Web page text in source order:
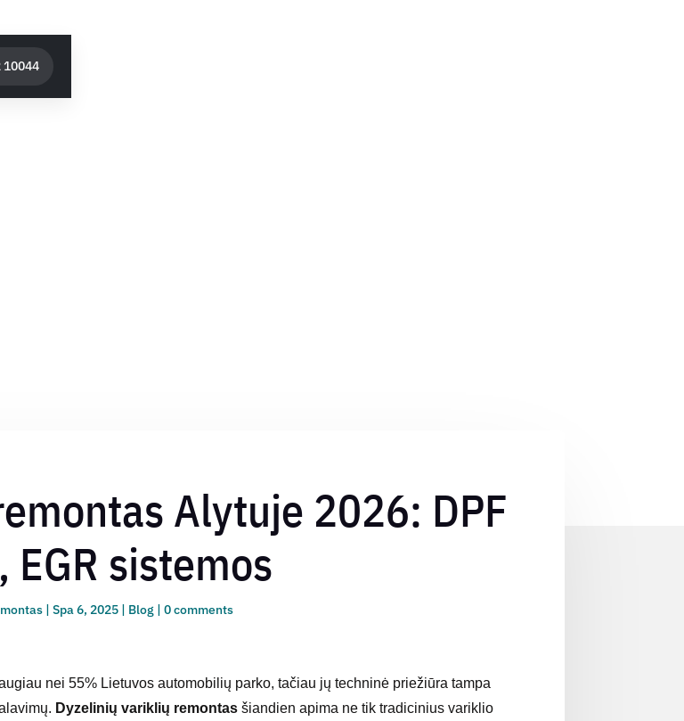
10044
Alytuje 2026: DPF
sistemos
| Spa 6, 2025| Blog| 0 comments
nei 55% Lietuvos automobilių parko, tačiau jų techninė priežiūra tampa
Dyzelinių variklių remontas šiandien apima ne tik tradicinius variklio